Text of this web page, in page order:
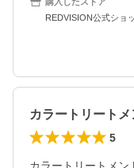
REDVISION公式ショ
5